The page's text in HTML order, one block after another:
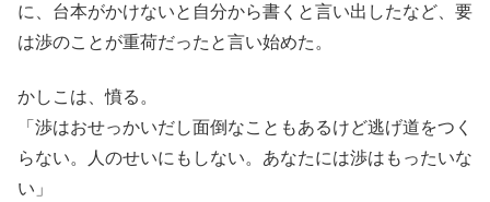
に、台本がかけないと自分から書くと言い出したなど、要
は渉のことが重荷だったと言い始めた。
かしこは、憤る。
「渉はおせっかいだし面倒なこともあるけど逃げ道をつく
らない。人のせいにもしない。あなたには渉はもったいな
い」